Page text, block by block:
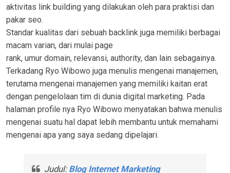
aktivitas link building yang dilakukan oleh para praktisi dan
pakar seo.
Standar kualitas dari sebuah backlink juga memiliki berbagai
macam varian, dari mulai page
rank, umur domain, relevansi, authority, dan lain sebagainya.
Terkadang Ryo Wibowo juga menulis mengenai manajemen,
terutama mengenai manajemen yang memiliki kaitan erat
dengan pengelolaan tim di dunia digital marketing. Pada
halaman profile nya Ryo Wibowo menyatakan bahwa menulis
mengenai suatu hal dapat lebih membantu untuk memahami
mengenai apa yang saya sedang dipelajari.
Judul: Blog Internet Marketing